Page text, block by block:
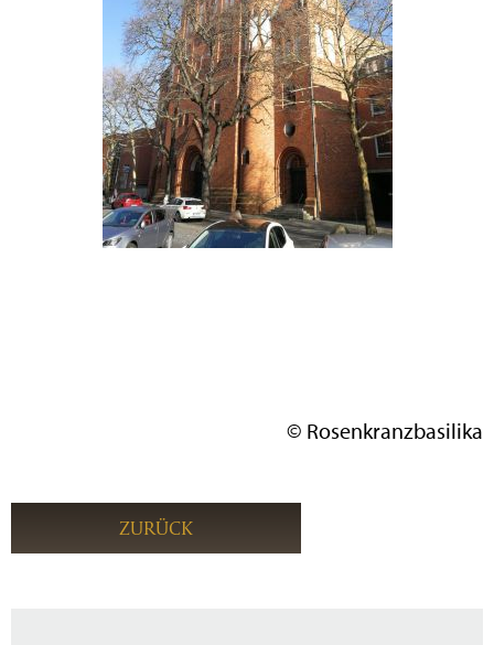
© Rosenkranzbasilika
ZURÜCK